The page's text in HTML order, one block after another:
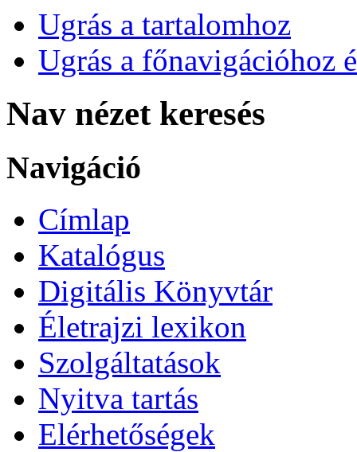
Ugrás a tartalomhoz
Ugrás a főnavigációhoz
Nav nézet keresés
Navigáció
Címlap
Katalógus
Digitális Könyvtár
Életrajzi lexikon
Szolgáltatások
Nyitva tartás
Elérhetőségek